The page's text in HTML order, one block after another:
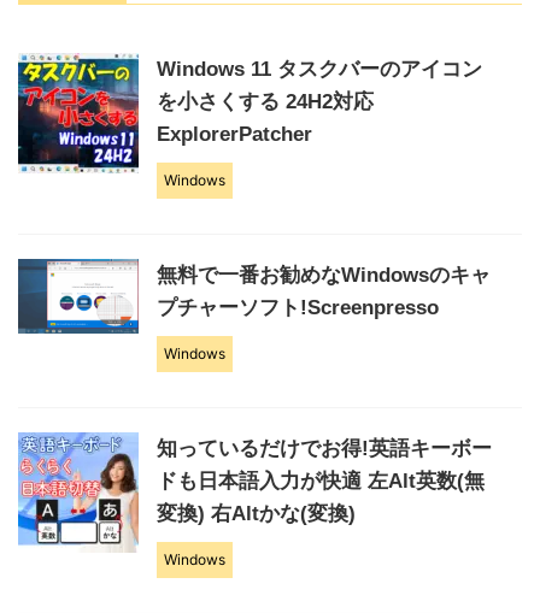
Windows 11 タスクバーのアイコン
を小さくする 24H2対応
ExplorerPatcher
Windows
無料で一番お勧めなWindowsのキャ
プチャーソフト!Screenpresso
Windows
知っているだけでお得!英語キーボー
ドも日本語入力が快適 左Alt英数(無
変換) 右Altかな(変換)
Windows